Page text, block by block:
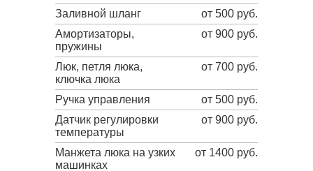
Заливной шланг
от 500 руб.
Амортизаторы,
пружины
от 900 руб.
Люк, петля люка,
ключка люка
от 700 руб.
Ручка управления
от 500 руб.
Датчик регулировки
температуры
от 900 руб.
Манжета люка на узких
машинках
от 1400 руб.